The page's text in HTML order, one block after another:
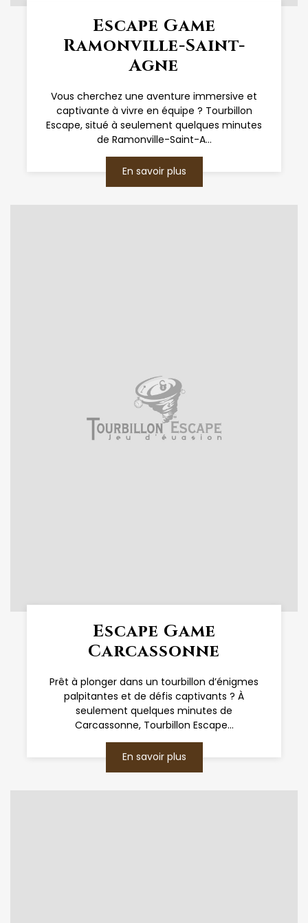
Escape Game
Ramonville-Saint-
Agne
Vous cherchez une aventure immersive et
captivante à vivre en équipe ? Tourbillon
Escape, situé à seulement quelques minutes
de Ramonville-Saint-A...
En savoir plus
Escape Game
Carcassonne
Prêt à plonger dans un tourbillon d’énigmes
palpitantes et de défis captivants ? À
seulement quelques minutes de
Carcassonne, Tourbillon Escape...
En savoir plus